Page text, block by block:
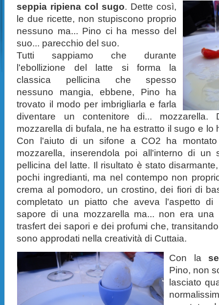
seppia ripiena col sugo. Dette così,
le due ricette, non stupiscono proprio
nessuno ma... Pino ci ha messo del
suo... parecchio del suo.
Tutti sappiamo che durante
l'ebollizione del latte si forma la
classica pellicina che spesso
nessuno mangia, ebbene, Pino ha
trovato il modo per imbrigliarla e farla
diventare un contenitore di... mozzarella.
mozzarella di bufala, ne ha estratto il sugo e lo
Con l'aiuto di un sifone a CO2 ha
mozzarella, inserendola poi all'interno di un
pellicina del latte. Il risultato è stato
pochi ingredianti, ma nel contempo non
crema al pomodoro, un crostino, dei fiori di
completato un piatto che aveva l'aspetto di
sapore di una mozzarella ma... non era
trasfert dei sapori e dei profumi che,
sono approdati nella creatività di Cuttaia.
Con la
Pino, non
lasciato